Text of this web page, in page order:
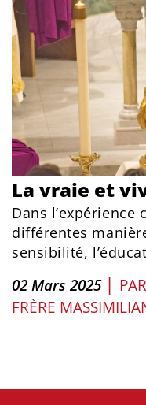
La vraie et
Dans
différentes
sensibilité,
02 Mars 2025 | PAR
FRÈRE